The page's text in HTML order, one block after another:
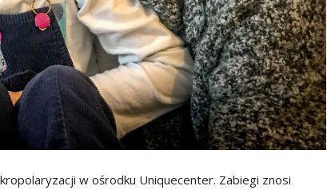
w ośrodku Uniquecenter. Zabiegi znosi